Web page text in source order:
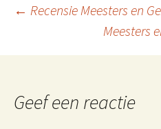
← Recensie Meesters en
Meesters
Geef een reactie